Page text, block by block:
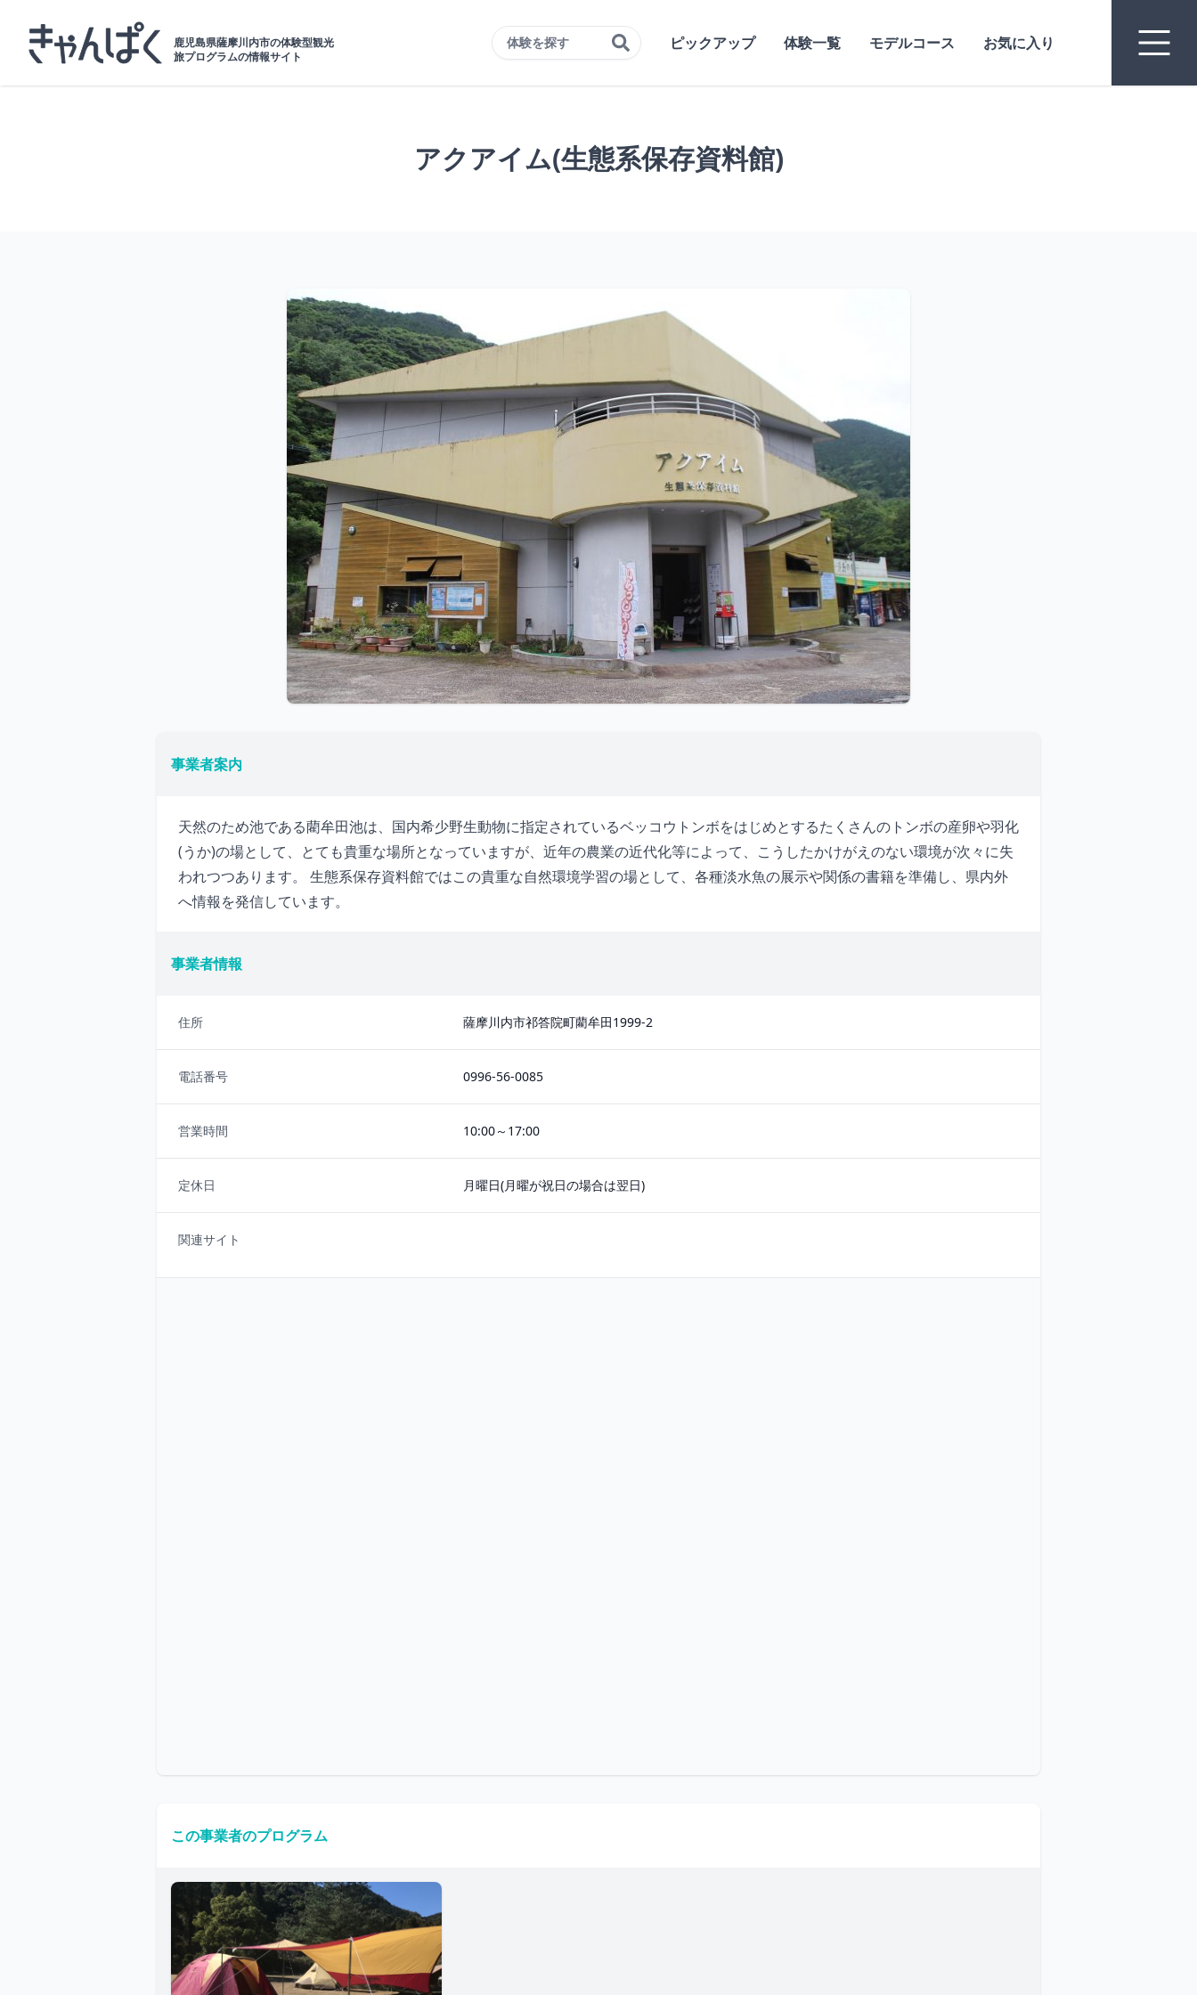
鹿児島県薩摩川内市の体験型観光
旅プログラムの情報サイト
体験を探す ピックアップ 体験一覧 モデルコース お気に入り
アクアイム(生態系保存資料館)
事業者案内
天然のため池である藺牟田池は、国内希少野生動物に指定されているベッコウトンボをはじめとするたくさんのトンボの産卵や羽化
(うか)の場として、とても貴重な場所となっていますが、近年の農業の近代化等によって、こうしたかけがえのない環境が次々に失
われつつあります。 生態系保存資料館ではこの貴重な自然環境学習の場として、各種淡水魚の展示や関係の書籍を準備し、県内外
へ情報を発信しています。
事業者情報
住所 薩摩川内市祁答院町藺牟田1999-2
電話番号 0996-56-0085
営業時間 10:00～17:00
定休日 月曜日(月曜が祝日の場合は翌日)
関連サイト
この事業者のプログラム